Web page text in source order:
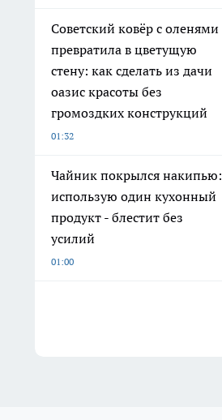
Советский ковёр с оленями
превратила в цветущую
стену: как сделать из дачи
оазис красоты без
громоздких конструкций
01:32
Чайник покрылся накипью:
использую один кухонный
продукт - блестит без
усилий
01:00